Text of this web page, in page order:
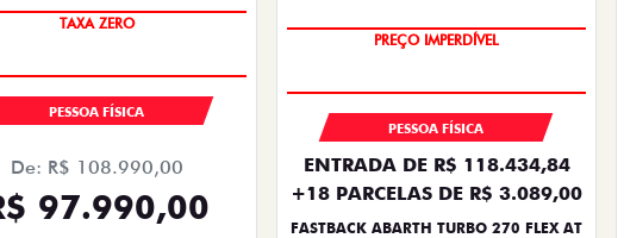
COM USADO NA TROCA
PESSOA FÍSICA
De: R$ 108.990,00
97.990,00
TAXA ZERO
PESSOA FÍSICA
ENTRADA DE R$ 118.434,84
+18 PARCELAS DE R$ 3.089,00
FASTBACK ABARTH TURBO 270 FLEX AT